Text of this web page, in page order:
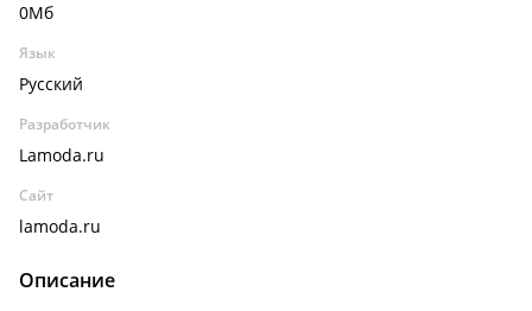
0Мб
Язык
Русский
Разработчик
Lamoda.ru
Сайт
lamoda.ru
Описание